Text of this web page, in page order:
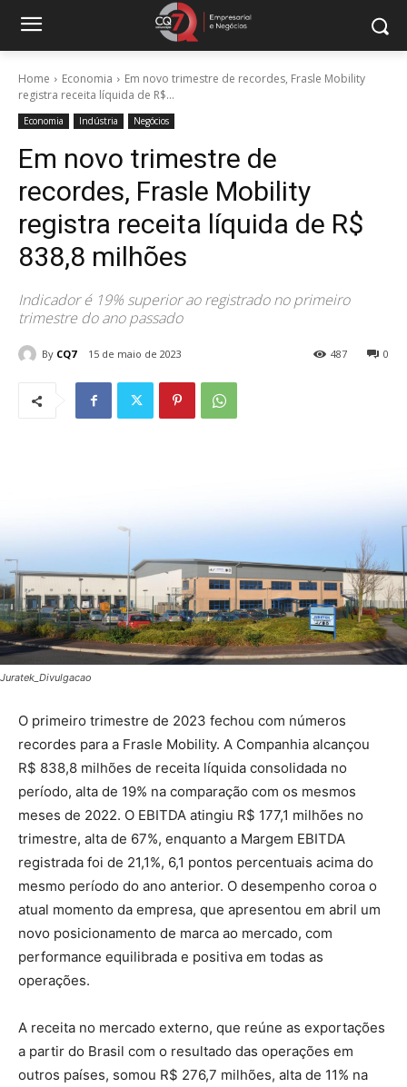
Home Economia
Em novo trimestre de recordes, Frasle Mobility
registra receita líquida de R$...
Economia Indústria Negócios
Em novo trimestre de
recordes, Frasle Mobility
registra receita líquida de R$
838,8 milhões
Indicador é 19% superior ao registrado no primeiro
trimestre do ano passado
By CQ7 15 de maio de 2023 0
487
Juratek_Divulgacao
O primeiro trimestre de 2023 fechou com números
recordes para a Frasle Mobility. A Companhia alcançou
R$ 838,8 milhões de receita líquida consolidada no
período, alta de 19% na comparação com os mesmos
meses de 2022. O EBITDA atingiu R$ 177,1 milhões no
trimestre, alta de 67%, enquanto a Margem EBITDA
registrada foi de 21,1%, 6,1 pontos percentuais acima do
mesmo período do ano anterior. O desempenho coroa o
atual momento da empresa, que apresentou em abril um
novo posicionamento de marca ao mercado, com
performance equilibrada e positiva em todas as
operações.
A receita no mercado externo, que reúne as exportações
a partir do Brasil com o resultado das operações em
outros países, somou R$ 276,7 milhões, alta de 11% na